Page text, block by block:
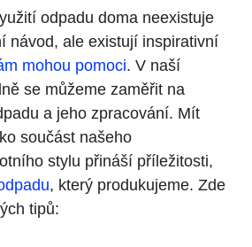
odpadu doma neexistuje
návod, ale existují inspirativní
mohou pomoci. V naší
se můžeme zaměřit na
a jeho zpracování. Mít
součást našeho
stylu přináší příležitosti,
, který produkujeme. Zde
tipů: